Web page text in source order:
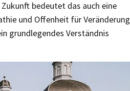
bedeutet das auch eine
und Offenheit für Veränderung
grundlegendes Verständnis